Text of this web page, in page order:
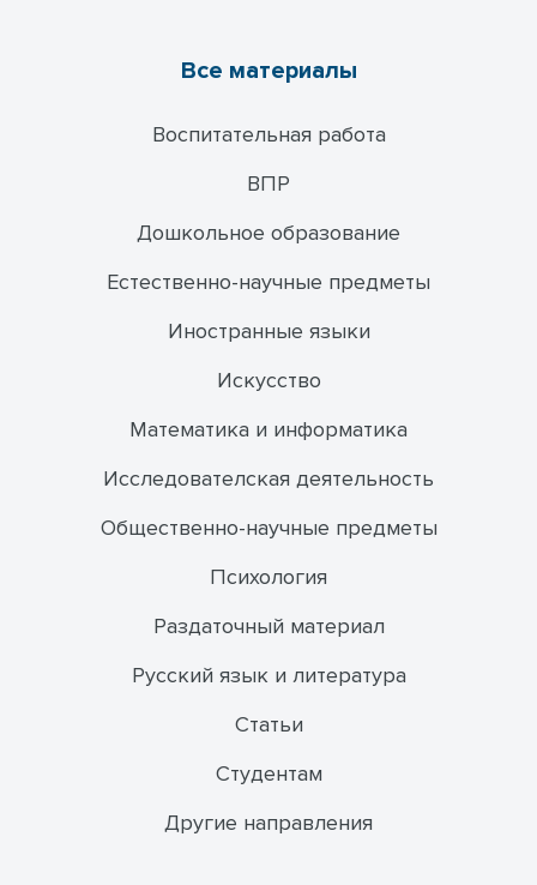
Все материалы
Воспитательная работа
ВПР
Дошкольное образование
Естественно-научные предметы
Иностранные языки
Искусство
Математика и информатика
Исследователская деятельность
Общественно-научные предметы
Психология
Раздаточный материал
Русский язык и литература
Статьи
Студентам
Другие направления